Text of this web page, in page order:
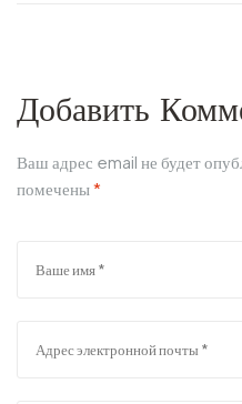
Добавить
Ваш адрес email не будет
помечены*